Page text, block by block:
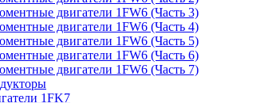
двигатели 1FW6 (Часть 3)
двигатели 1FW6 (Часть 4)
двигатели 1FW6 (Часть 5)
двигатели 1FW6 (Часть 6)
двигатели 1FW6 (Часть 7)
1FK7